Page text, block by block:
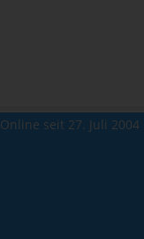
Online seit 27. Juli 2004